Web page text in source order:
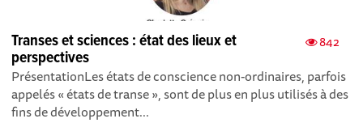
842
Transes et sciences : état des lieux et
perspectives
PrésentationLes états de conscience non-ordinaires, parfois
appelés « états de transe », sont de plus en plus utilisés à des
fins de développement...